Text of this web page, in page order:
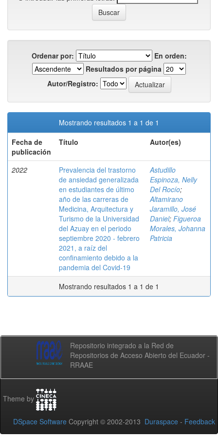
Ordenar por:
En orden:
Resultados por página
Autor/Registro:
Mostrando resultados 1 a 1 de 1
Fecha de
publicación
Título Autor(es)
2022
Prevalencia del trastorno
de ansiedad generalizada
en estudiantes de último
año de las carreras de
Medicina, Arquitectura y
Turismo de la Universidad
del Azuay en el periodo
septiembre 2020 - febrero
2021, a raíz del
confinamiento debido a la
pandemia del Covid-19
Astudillo
Espinoza, Nelly
Del Rocío;
Altamirano
Jaramillo, José
Daniel; Figueroa
Morales, Johanna
Patricia
Mostrando resultados 1 a 1 de 1
Repositorio integrado a la Red de
Repositorios de Acceso Abierto del Ecuador -
RRAAE
Theme by
DSpace Software Copyright © 2002-2013 Duraspace - Feedback